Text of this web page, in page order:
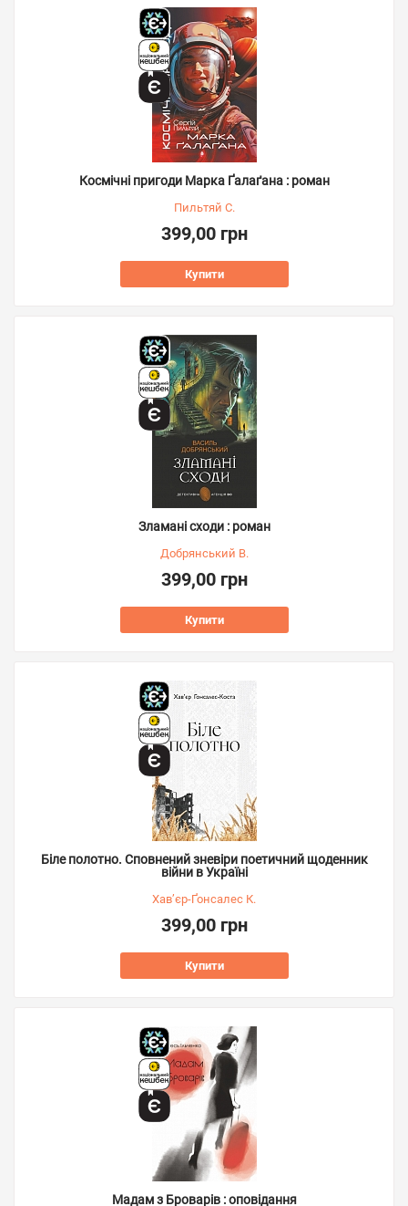
Космічні пригоди Марка Ґалаґана : роман
Пильтяй С.
399,00 грн
Купити
Зламані сходи : роман
Добрянський В.
399,00 грн
Купити
Біле полотно. Сповнений зневіри поетичний щоденник
війни в Україні
Хав’єр-Ґонсалес К.
399,00 грн
Купити
Мадам з Броварів : оповідання